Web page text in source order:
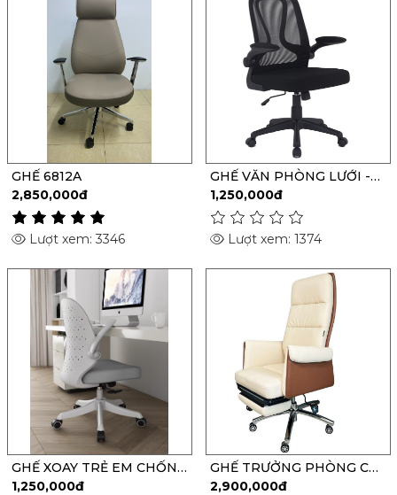
GHẾ 6812A
2,850,000đ
Lượt xem: 3346
GHẾ VĂN PHÒNG LƯỚI -
S018
1,250,000đ
Lượt xem: 1374
GHẾ XOAY TRẺ EM CHỐNG
GÙ - H03
1,250,000đ
GHẾ TRƯỞNG PHÒNG CÓ
NGẢ LƯNG JO-993
2,900,000đ